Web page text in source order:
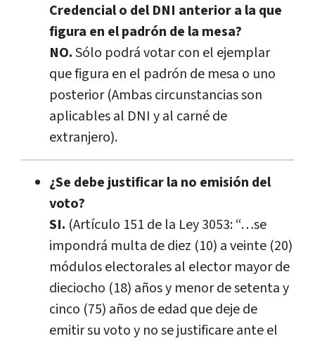
Credencial o del DNI anterior a la que
figura en el padrón de la mesa?
NO.Sólo podrá votar con el ejemplar
que figura en el padrón de mesa o uno
posterior (Ambas circunstancias son
aplicables al DNI y al carné de
extranjero).
¿Se debe justificar la no emisión del
voto?
SI. (Artículo 151 de la Ley 3053: “…se
impondrá multa de diez (10) a veinte (20)
módulos electorales al elector mayor de
dieciocho (18) años y menor de setenta y
cinco (75) años de edad que deje de
emitir su voto y no se justificare ante el